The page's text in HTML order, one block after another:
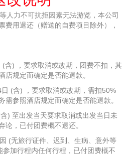
人力不可抗拒因素无法游览，本公司
费用退还（赠送的自费项目除外），
含) ，要求取消或改期，团费不扣，其
店规定而确定是否能退款。
(含) ，要求取消或改期，需扣50%
需参照酒店规定而确定是否能退款。
) 至出发当天要求取消或出发当日未
论，已付团费概不退还。
(无旅行证件、迟到、生病、意外等
参加行程内任何行程，已付团费概不